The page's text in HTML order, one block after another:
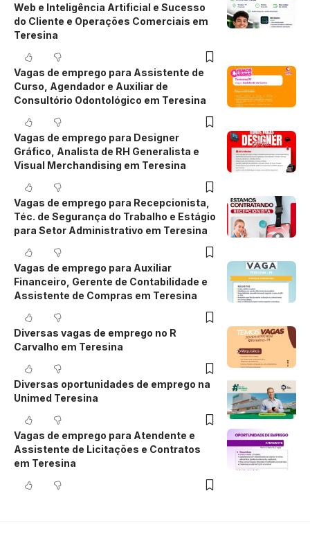
Web e Inteligência Artificial e Sucesso
do Cliente e Operações Comerciais em
Teresina
Vagas de emprego para Assistente de
Curso, Agendador e Auxiliar de
Consultório Odontológico em Teresina
Vagas de emprego para Designer
Gráfico, Analista de RH Generalista e
Visual Merchandising em Teresina
Vagas de emprego para Recepcionista,
Téc. de Segurança do Trabalho e Estágio
para Setor Administrativo em Teresina
Vagas de emprego para Auxiliar
Financeiro, Gerente de Contabilidade e
Assistente de Compras em Teresina
Diversas vagas de emprego no R
Carvalho em Teresina
Diversas oportunidades de emprego na
Unimed Teresina
Vagas de emprego para Atendente e
Assistente de Licitações e Contratos
em Teresina